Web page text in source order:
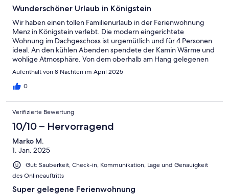
Wunderschöner Urlaub in Königstein
Wir haben einen tollen Familienurlaub in der Ferienwohnung
Menz in Königstein verlebt. Die modern eingerichtete
Wohnung im Dachgeschoss ist urgemütlich und für 4 Personen
ideal. An den kühlen Abenden spendete der Kamin Wärme und
wohlige Atmosphäre. Von dem oberhalb am Hang gelegenen
Haus hat man einen tollen Ausblick ins Elbtal, hinüber zum
Lilienstein und zum Königstein. Die Gästekarten, mit welchen
man Bus und Bahn kostenlos nutzen kann, sind eine super
gut betreut. Wir haben den Aufenthalt in Königstein sehr
genossen!Vielen Dank von Familie Staub!
Aufenthalt von 8 Nächten im April 2025
0
Verifizierte Bewertung
10/10 – Hervorragend
Marko M.
1. Jan. 2025
Gut: Sauberkeit, Check-in, Kommunikation, Lage und Genauigkeit
des Onlineauftritts
Super gelegene Ferienwohnung